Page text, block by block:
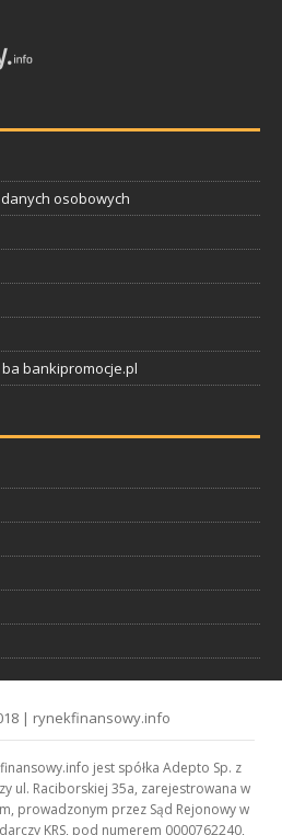
osobowych
bankipromocje.pl
| rynekfinansowy.info
jest spółka Adepto Sp. z
ul. Raciborskiej 35a, zarejestrowana w
prowadzonym przez Sąd Rejonowy w
KRS, pod numerem 0000762240,